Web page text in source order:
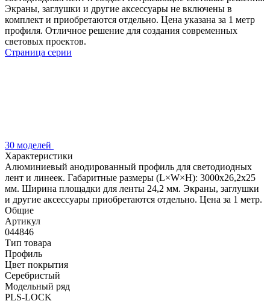
Экраны, заглушки и другие аксессуары не включены в
комплект и приобретаются отдельно. Цена указана за 1 метр
профиля. Отличное решение для создания современных
световых проектов.
Страница серии
30 моделей
Характеристики
Алюминиевый анодированный профиль для светодиодных
лент и линеек. Габаритные размеры (L×W×H): 3000x26,2x25
мм. Ширина площадки для ленты 24,2 мм. Экраны, заглушки
и другие аксессуары приобретаются отдельно. Цена за 1 метр.
Общие
Артикул
044846
Тип товара
Профиль
Цвет покрытия
Серебристый
Модельный ряд
PLS-LOCK